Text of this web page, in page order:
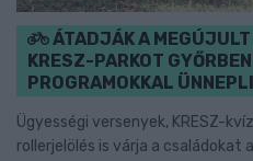
ÁTADJÁK A
KRESZ-PARKOT
PROGRAMOKKAL
Ügyességi versenyek, KRESZ-
rollerjelölés is várja a családokat